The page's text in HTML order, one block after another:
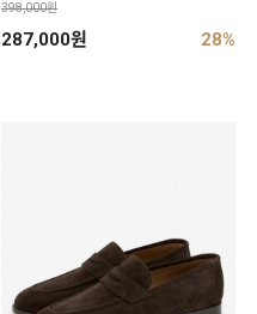
398,000원
287,000원 28%